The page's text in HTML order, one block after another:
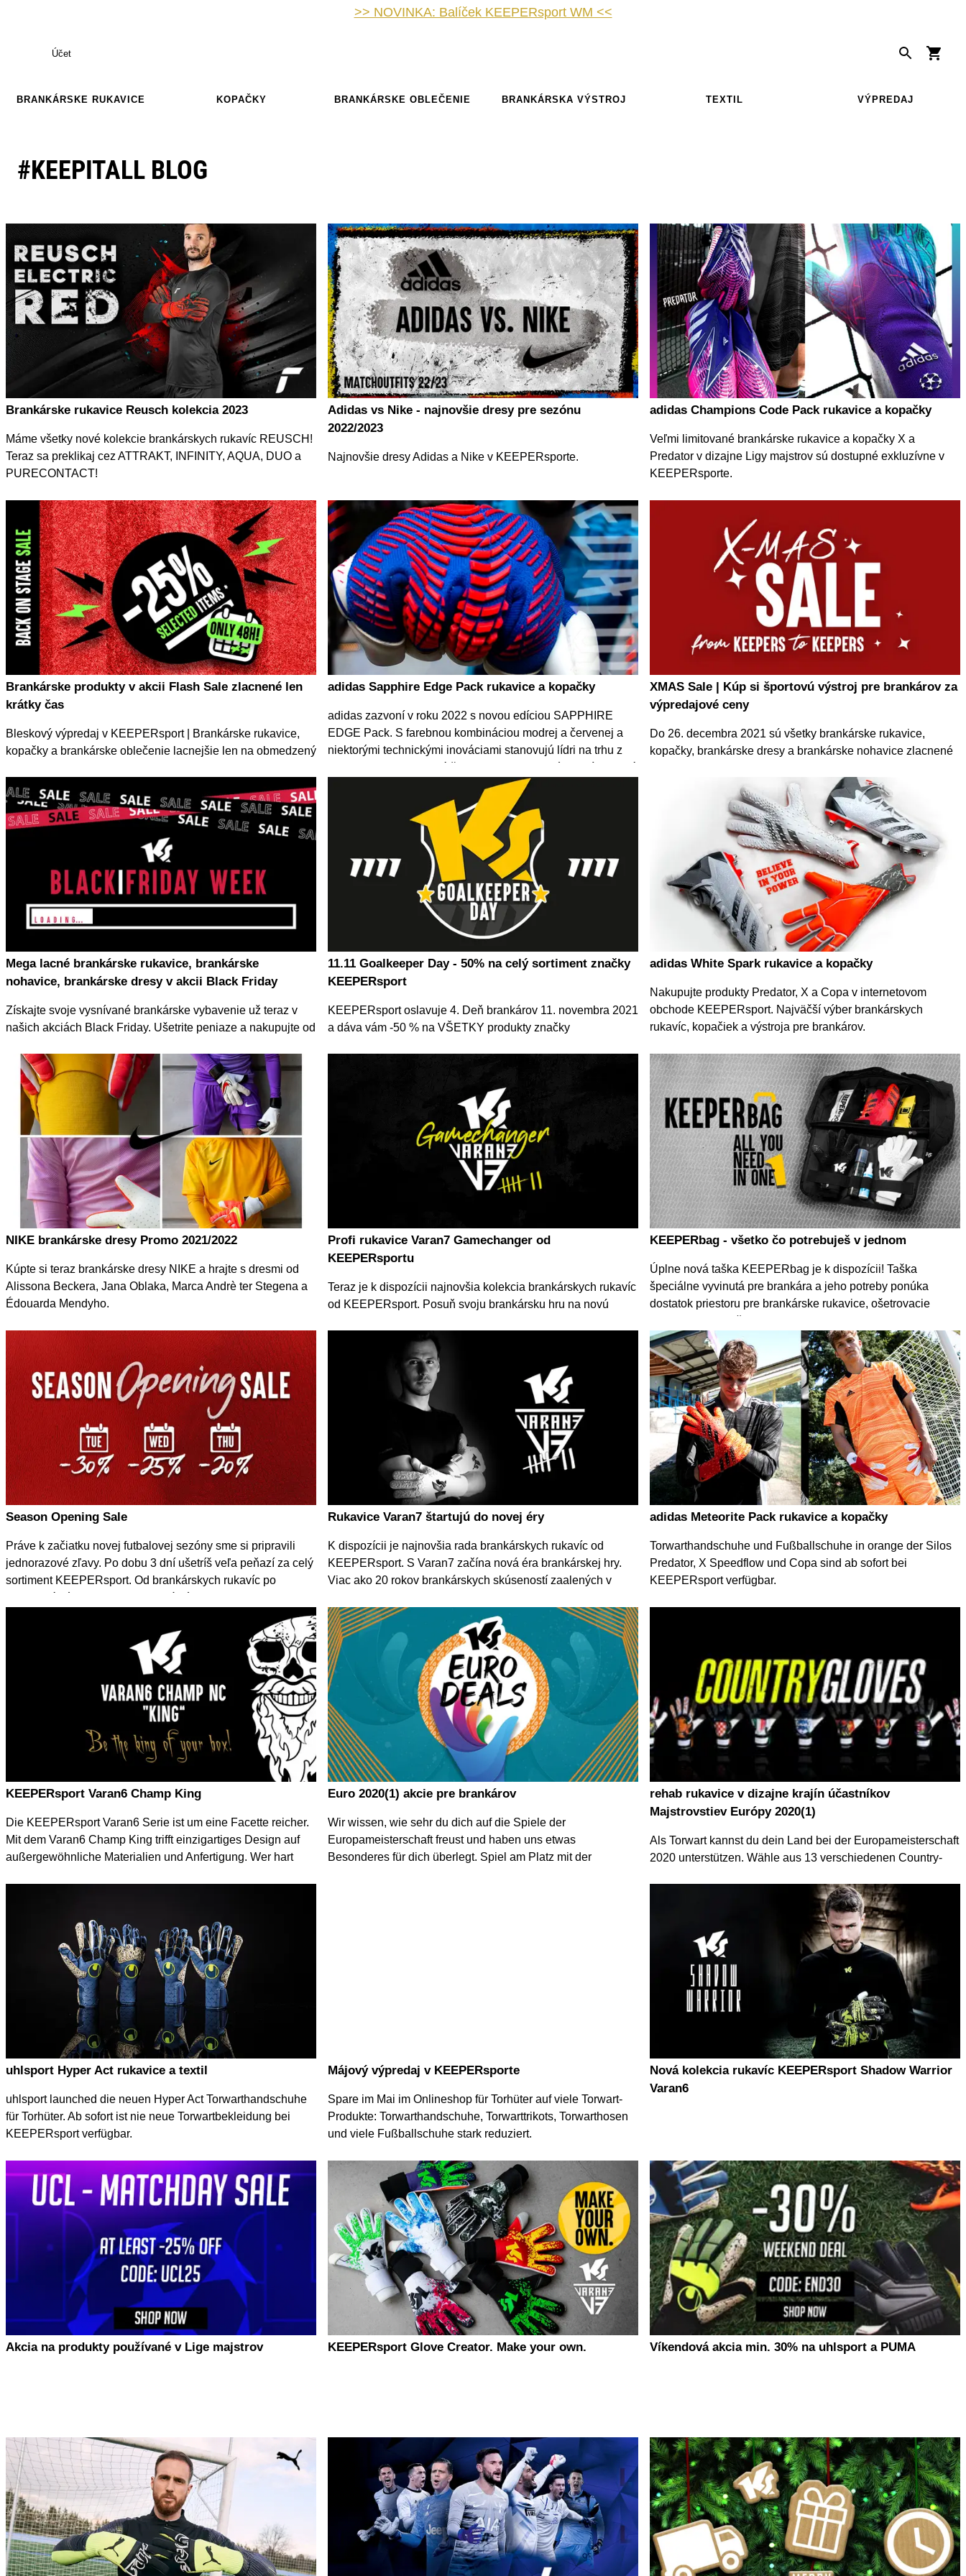
>> NOVINKA: Balíček KEEPERsport WM <<
Účet
BRANKÁRSKE RUKAVICE KOPAČKY BRANKÁRSKE OBLEČENIE BRANKÁRSKA VÝSTROJ TEXTIL VÝPREDAJ
#KEEPITALL BLOG
Brankárske rukavice Reusch kolekcia 2023
Máme všetky nové kolekcie brankárskych rukavíc REUSCH!
Teraz sa preklikaj cez ATTRAKT, INFINITY, AQUA, DUO a
PURECONTACT!
Adidas vs Nike - najnovšie dresy pre sezónu
2022/2023
Najnovšie dresy Adidas a Nike v KEEPERsporte.
adidas Champions Code Pack rukavice a kopačky
Veľmi limitované brankárske rukavice a kopačky X a
Predator v dizajne Ligy majstrov sú dostupné exkluzívne v
KEEPERsporte.
Brankárske produkty v akcii Flash Sale zlacnené len
krátky čas
Bleskový výpredaj v KEEPERsport | Brankárske rukavice,
kopačky a brankárske oblečenie lacnejšie len na obmedzený
adidas Sapphire Edge Pack rukavice a kopačky
adidas zazvoní v roku 2022 s novou edíciou SAPPHIRE
EDGE Pack. S farebnou kombináciou modrej a červenej a
niektorými technickými inováciami stanovujú lídri na trhu z
dojmy z nových brankárskych rukavíc a kopačiek adidas!
XMAS Sale | Kúp si športovú výstroj pre brankárov za
výpredajové ceny
Do 26. decembra 2021 sú všetky brankárske rukavice,
kopačky, brankárske dresy a brankárske nohavice zlacnené
Mega lacné brankárske rukavice, brankárske
nohavice, brankárske dresy v akcii Black Friday
Získajte svoje vysnívané brankárske vybavenie už teraz v
našich akciách Black Friday. Ušetrite peniaze a nakupujte od
11.11 Goalkeeper Day - 50% na celý sortiment značky
KEEPERsport
KEEPERsport oslavuje 4. Deň brankárov 11. novembra 2021
a dáva vám -50 % na VŠETKY produkty značky
adidas White Spark rukavice a kopačky
Nakupujte produkty Predator, X a Copa v internetovom
obchode KEEPERsport. Najväčší výber brankárskych
rukavíc, kopačiek a výstroja pre brankárov.
NIKE brankárske dresy Promo 2021/2022
Kúpte si teraz brankárske dresy NIKE a hrajte s dresmi od
Alissona Beckera, Jana Oblaka, Marca Andrè ter Stegena a
Édouarda Mendyho.
Profi rukavice Varan7 Gamechanger od
KEEPERsportu
Teraz je k dispozícii najnovšia kolekcia brankárskych rukavíc
od KEEPERsport. Posuň svoju brankársku hru na novú
informácie o 5 nových sériách a 7 nových modeloch kolekcie
Varan7 Gamechanger.
KEEPERbag - všetko čo potrebuješ v jednom
Úplne nová taška KEEPERbag je k dispozícii! Taška
špeciálne vyvinutá pre brankára a jeho potreby ponúka
dostatok priestoru pre brankárske rukavice, ošetrovacie
KEEPERbag a rozlúč sa s chaosom v tvojich
predchádzajúcich taškách!
Season Opening Sale
Práve k začiatku novej futbalovej sezóny sme si pripravili
jednorazové zľavy. Po dobu 3 dní ušetríš veľa peňazí za celý
sortiment KEEPERsport. Od brankárskych rukavíc po
Rukavice Varan7 štartujú do novej éry
K dispozícii je najnovšia rada brankárskych rukavíc od
KEEPERsport. S Varan7 začína nová éra brankárskej hry.
Viac ako 20 rokov brankárskych skúseností zaalených v
adidas Meteorite Pack rukavice a kopačky
Torwarthandschuhe und Fußballschuhe in orange der Silos
Predator, X Speedflow und Copa sind ab sofort bei
KEEPERsport verfügbar.
KEEPERsport Varan6 Champ King
Die KEEPERsport Varan6 Serie ist um eine Facette reicher.
Mit dem Varan6 Champ King trifft einzigartiges Design auf
außergewöhnliche Materialien und Anfertigung. Wer hart
Euro 2020(1) akcie pre brankárov
Wir wissen, wie sehr du dich auf die Spiele der
Europameisterschaft freust und haben uns etwas
Besonderes für dich überlegt. Spiel am Platz mit der
rehab rukavice v dizajne krajín účastníkov
Majstrovstiev Európy 2020(1)
Als Torwart kannst du dein Land bei der Europameisterschaft
2020 unterstützen. Wähle aus 13 verschiedenen Country-
uhlsport Hyper Act rukavice a textil
uhlsport launched die neuen Hyper Act Torwarthandschuhe
für Torhüter. Ab sofort ist nie neue Torwartbekleidung bei
KEEPERsport verfügbar.
Májový výpredaj v KEEPERsporte
Spare im Mai im Onlineshop für Torhüter auf viele Torwart-
Produkte: Torwarthandschuhe, Torwarttrikots, Torwarthosen
und viele Fußballschuhe stark reduziert.
Nová kolekcia rukavíc KEEPERsport Shadow Warrior
Varan6
Akcia na produkty používané v Lige majstrov KEEPERsport Glove Creator. Make your own. Víkendová akcia min. 30% na uhlsport a PUMA